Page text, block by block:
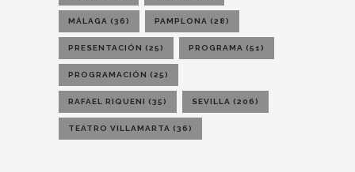
MÁLAGA (36) PAMPLONA (28)
PRESENTACIÓN (25) PROGRAMA (51)
PROGRAMACIÓN (25)
RAFAEL RIQUENI (35) SEVILLA (206)
TEATRO VILLAMARTA (36)